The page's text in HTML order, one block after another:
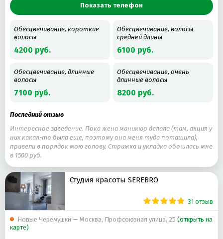
Показать телефон
Обесцвечивание, короткие
волосы
4200 руб.
Обесцвечивание, волосы
средней длины
6100 руб.
Обесцвечивание, длинные
волосы
7100 руб.
Обесцвечивание, очень
длинные волосы
8200 руб.
Последний отзыв
Интересное заведение. Пока жена маникюр делала (там, акция у
них какая-то была еще, поэтому она меня туда потащила),
привели в порядок мою голову. Стрижка и укладка обошлась мне
в 1500 руб.
Студия красоты SEREBRO
31 отзыв
Новые Черёмушки — Москва, Профсоюзная улица, 25 (открыть на
карте)